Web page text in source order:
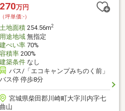
270万円
（坪単価:-）
土地面積254.56m2
用途地域無指定
建ぺい率70%
容積率200%
建築条件なし
バス/「エコキャンプみちのく前」
バス停 停歩8分
宮城県柴田郡川崎町大字川内字七
曲山